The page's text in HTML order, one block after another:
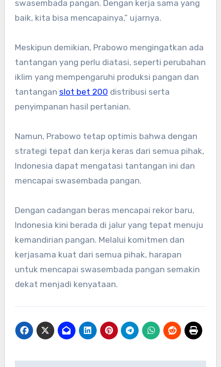
swasembada pangan. Dengan kerja sama yang
baik, kita bisa mencapainya,” ujarnya.
Meskipun demikian, Prabowo mengingatkan ada
tantangan yang perlu diatasi, seperti perubahan
iklim yang mempengaruhi produksi pangan dan
tantangan slot bet 200 distribusi serta
penyimpanan hasil pertanian.
Namun, Prabowo tetap optimis bahwa dengan
strategi tepat dan kerja keras dari semua pihak,
Indonesia dapat mengatasi tantangan ini dan
mencapai swasembada pangan.
Dengan cadangan beras mencapai rekor baru,
Indonesia kini berada di jalur yang tepat menuju
kemandirian pangan. Melalui komitmen dan
kerjasama kuat dari semua pihak, harapan
untuk mencapai swasembada pangan semakin
dekat menjadi kenyataan.